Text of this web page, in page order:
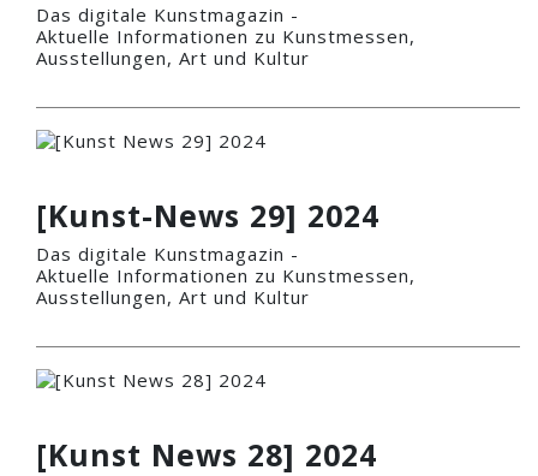
Das digitale Kunstmagazin -
Aktuelle Informationen zu Kunstmessen,
Ausstellungen, Art und Kultur
[Kunst-News 29] 2024
Das digitale Kunstmagazin -
Aktuelle Informationen zu Kunstmessen,
Ausstellungen, Art und Kultur
[Kunst News 28] 2024